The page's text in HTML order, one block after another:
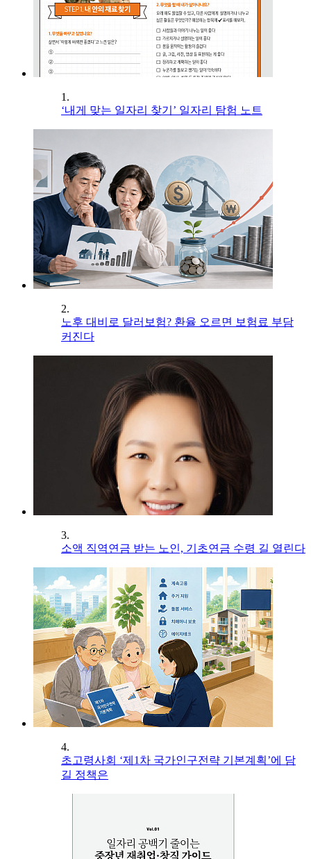
1.
‘내게 맞는 일자리 찾기’ 일자리 탐험 노트
2.
노후 대비로 달러보험? 환율 오르면 보험료 부담
커진다
3.
소액 직역연금 받는 노인, 기초연금 수령 길 열린다
4.
초고령사회 ‘제1차 국가인구전략 기본계획’에 담
길 정책은